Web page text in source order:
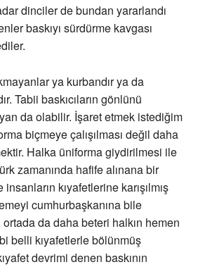
dinciler de bundan yararlandı
baskıyı sürdürme kavgası
ya kurbandır ya da
Tabii baskıcıların gönlünü
da olabilir. İşaret etmek istediğim
biçmeye çalışılması değil daha
Halka üniforma giydirilmesi ile
zamanında hafife alınana bir
kıyafetlerine karışılmış
cumhurbaşkanına bile
da daha beteri halkın hemen
belli kıyafetlerle bölünmüş
devrimi denen baskının